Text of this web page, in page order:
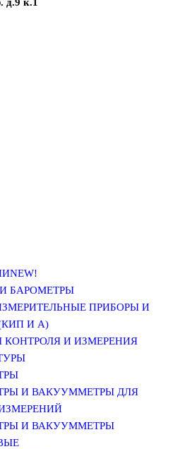
NEW!
БАРОМЕТРЫ
ПРИБОРЫ И
И А)
И ИЗМЕРЕНИЯ
И ВАКУУММЕТРЫ ДЛЯ
И ВАКУУММЕТРЫ